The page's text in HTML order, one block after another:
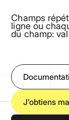
Champs
ligne ou
du champ:
J’obtiens